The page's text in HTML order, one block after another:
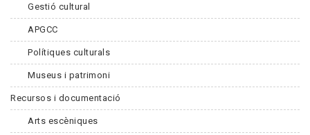
Gestió cultural
APGCC
Polítiques culturals
Museus i patrimoni
Recursos i documentació
Arts escèniques